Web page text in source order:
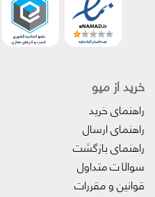
خرید از میو
راهنمای خرید
راهنمای ارسال
راهنمای بازگشت
سوالات متداول
قوانین و مقررات